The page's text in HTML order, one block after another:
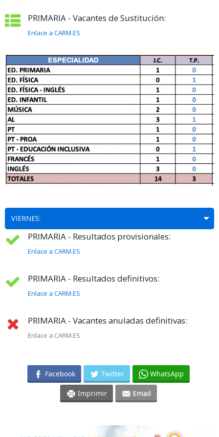
PRIMARIA - Vacantes de Sustitución:
Enlace a CARM.ES
VIERNES:
PRIMARIA - Resultados provisionales:
Enlace a CARM.ES
PRIMARIA - Resultados definitivos:
Enlace a CARM.ES
PRIMARIA - Vacantes anuladas definitivas:
Enlace a CARM.ES
Facebook Twitter WhatsApp
Imprimir Email